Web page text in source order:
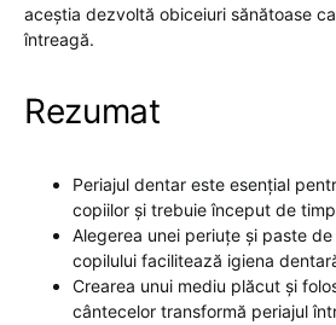
aceștia dezvoltă obiceiuri sănătoase
întreagă.
Rezumat
Periajul dentar este esențial
copiilor și trebuie început de
Alegerea unei periuțe și paste
copilului facilitează igiena
Crearea unui mediu plăcut și
cântecelor transformă periajul